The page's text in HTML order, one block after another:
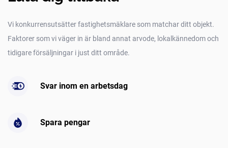
Vi konkurrensutsätter fastighetsmäklare som matchar ditt objekt.
Faktorer som vi väger in är bland annat arvode, lokalkännedom och
tidigare försäljningar i just ditt område.
Svar inom en arbetsdag
Spara pengar